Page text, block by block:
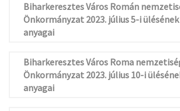
Biharkeresztes Város Román
Önkormányzat 2023. július 5-i ülésének
anyagai
Biharkeresztes Város Roma
Önkormányzat 2023. július 10-i
anyagai